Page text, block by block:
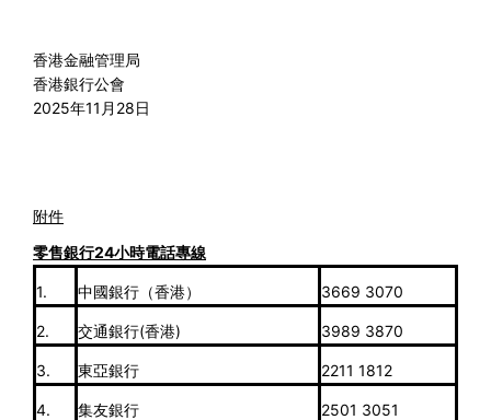
香港金融管理局
香港銀行公會
2025年11 月 28日
附件
零售銀行24小時電話專線
1. 中國銀行（香港） 3669 3070
2. 交通銀行(香港) 3989 3870
3. 東亞銀行 2211 1812
4. 集友銀行 2501 3051